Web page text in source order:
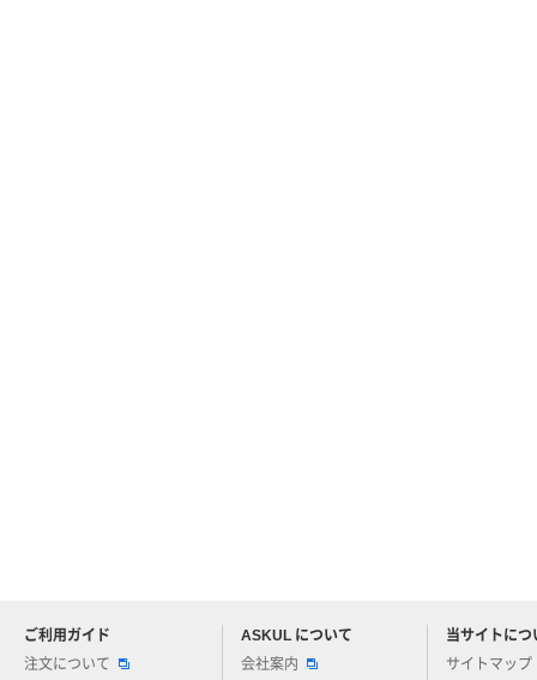
ご利用ガイド
注文について
ASKUL について
会社案内
当サイトにつ
サイトマップ
アスクルについてお気軽にご質問ください